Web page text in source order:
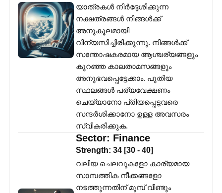
യാത്രകൾ നിർദ്ദേശിക്കുന്ന
നക്ഷത്രങ്ങൾ നിങ്ങൾക്ക്
അനുകൂലമായി
വിന്യസിച്ചിരിക്കുന്നു. നിങ്ങൾക്ക്
സന്തോഷകരമായ ആശ്ചര്യങ്ങളും
കുറഞ്ഞ കാലതാമസങ്ങളും
അനുഭവപ്പെട്ടേക്കാം. പുതിയ
സ്ഥലങ്ങൾ പര്യവേക്ഷണം
ചെയ്യാനോ പ്രിയപ്പെട്ടവരെ
സന്ദർശിക്കാനോ ഉള്ള അവസരം
സ്വീകരിക്കുക.
Sector: Finance
Strength: 34 [30 - 40]
വലിയ ചെലവുകളോ കാര്യമായ
സാമ്പത്തിക നീക്കങ്ങളോ
നടത്തുന്നതിന് മുമ്പ് വീണ്ടും